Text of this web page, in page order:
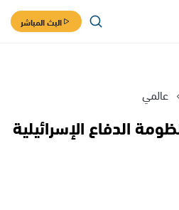
البث المباشر
عالمي
الدفاع الإسرائيلية